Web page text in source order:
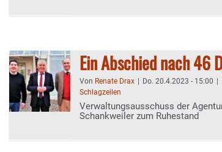
Ein Abschied nach 46
Von Renate Drax Do. 20.4.2023 - 15:00
Schlagzeilen
Verwaltungsausschuss der
Schankweiler zum Ruhestand